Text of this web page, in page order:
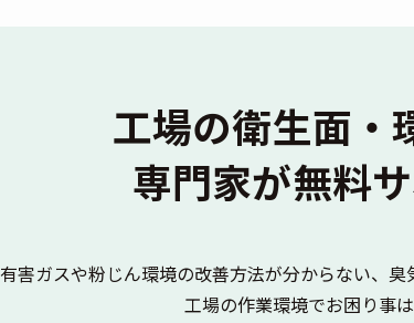
工場の衛生面・
専門家が無料
有害ガスや粉じん環境の改善方法が分からない、臭
工場の作業環境でお困り事